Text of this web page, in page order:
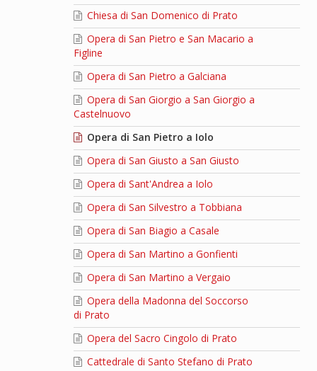
Chiesa di San Domenico di Prato
Opera di San Pietro e San Macario a
Figline
Opera di San Pietro a Galciana
Opera di San Giorgio a San Giorgio a
Castelnuovo
Opera di San Pietro a Iolo
Opera di San Giusto a San Giusto
Opera di Sant'Andrea a Iolo
Opera di San Silvestro a Tobbiana
Opera di San Biagio a Casale
Opera di San Martino a Gonfienti
Opera di San Martino a Vergaio
Opera della Madonna del Soccorso
di Prato
Opera del Sacro Cingolo di Prato
Cattedrale di Santo Stefano di Prato